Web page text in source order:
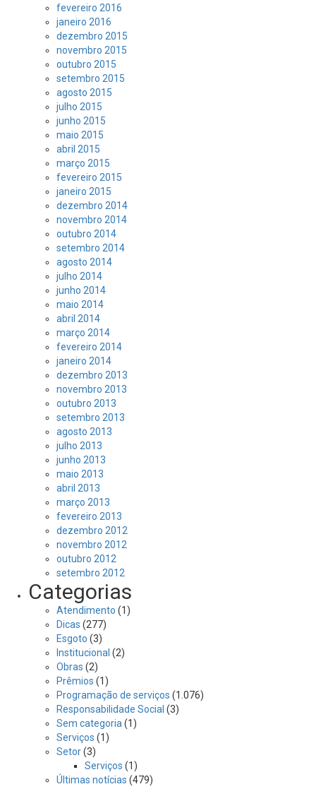
fevereiro 2016
janeiro 2016
dezembro 2015
novembro 2015
outubro 2015
setembro 2015
agosto 2015
julho 2015
junho 2015
maio 2015
abril 2015
março 2015
fevereiro 2015
janeiro 2015
dezembro 2014
novembro 2014
outubro 2014
setembro 2014
agosto 2014
julho 2014
junho 2014
maio 2014
abril 2014
março 2014
fevereiro 2014
janeiro 2014
dezembro 2013
novembro 2013
outubro 2013
setembro 2013
agosto 2013
julho 2013
junho 2013
maio 2013
abril 2013
março 2013
fevereiro 2013
dezembro 2012
novembro 2012
outubro 2012
setembro 2012
Categorias
Atendimento (1)
Dicas (277)
Esgoto (3)
Institucional (2)
Obras (2)
Prêmios (1)
Programação de serviços (1.076)
Responsabilidade Social (3)
Sem categoria (1)
Serviços (1)
Setor(3)
Serviços (1)
Últimas notícias (479)